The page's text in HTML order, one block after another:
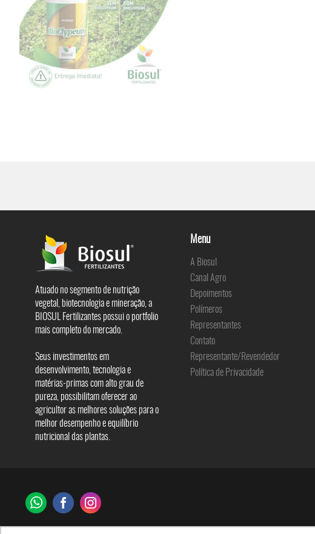
Atuado no segmento de nutrição
vegetal, biotecnologia e mineração, a
BIOSUL Fertilizantes possui o portfolio
mais completo do mercado.
Seus investimentos em
desenvolvimento, tecnologia e
matérias-primas com alto grau de
pureza, possibilitam oferecer ao
agricultor as melhores soluções para o
melhor desempenho e equilíbrio
nutricional das plantas.
Menu
A Biosul
Canal Agro
Depoimentos
Polímeros
Representantes
Contato
Representante/Revendedor
Política de Privacidade